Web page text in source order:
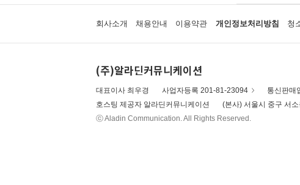
회사소개 채용안내 이용약관 개인정보처리방침 청
(주)알라딘커뮤니케이션
대표이사 최우경 사업자등록 201-81-23094 통신판매
호스팅 제공자 알라딘커뮤니케이션
(본사) 서울시 중구 서
ⓒ Aladin Communication. All Rights Reserved.